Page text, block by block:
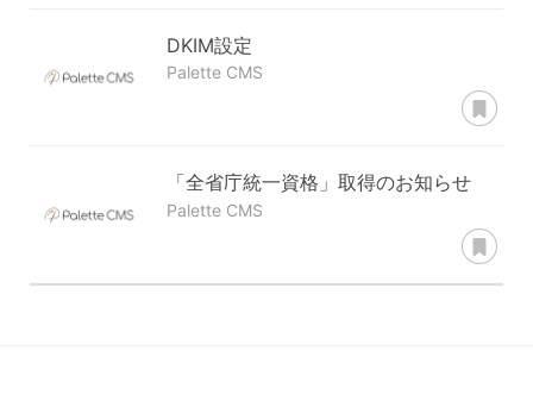
DKIM設定
Palette CMS
「全省庁統一資格」取得のお知らせ
Palette CMS